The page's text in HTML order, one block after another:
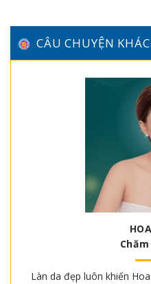
CÂU CHUYỆN
Làn da đẹp luôn khiến